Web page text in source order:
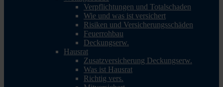
Verpflichtungen und Totalschaden
Wie und was ist versichert
Risiken und Versicherungsschäden
Feuerrohbau
Deckungserw.
Hausrat
Zusatzversicherung Deckungserw.
Was ist Hausrat
Richtig vers.